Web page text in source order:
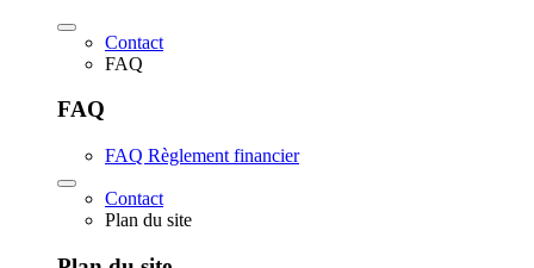
Contact
FAQ
FAQ
FAQ Règlement financier
Contact
Plan du site